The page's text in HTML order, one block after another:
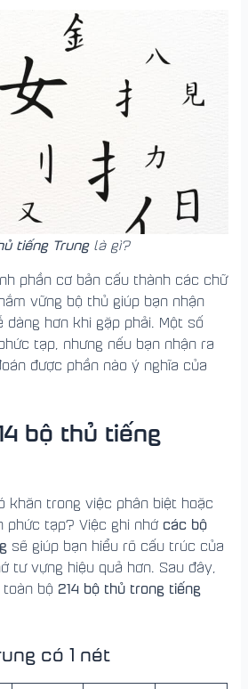
tiếng Trunglà gì?
phần cơ bản cấu thành các chữ
vững bộ thủ giúp bạn nhận
dàng hơn khi gặp phải. Một số
tạp, nhưng nếu bạn nhận ra
được phần nào ý nghĩa của
bộ thủ tiếng
khăn trong việc phân biệt hoặc
phức tạp? Việc ghi nhớ các bộ
sẽ giúp bạn hiểu rõ cấu trúc của
tư vựng hiệu quả hơn. Sau đây,
bộ 214 bộ thủ trong tiếng
có 1 nét